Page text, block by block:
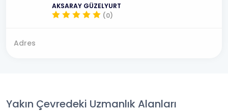
AKSARAY GÜZELYURT
(0)
Adres
Yakın Çevredeki Uzmanlık Alanları